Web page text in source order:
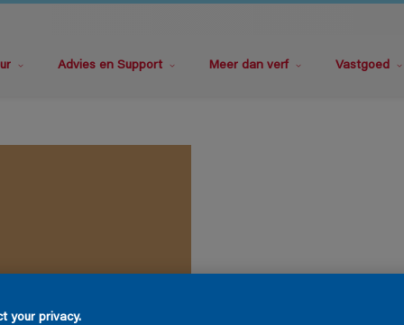
Advies en Support Meer dan verf Vastgoed
your privacy.